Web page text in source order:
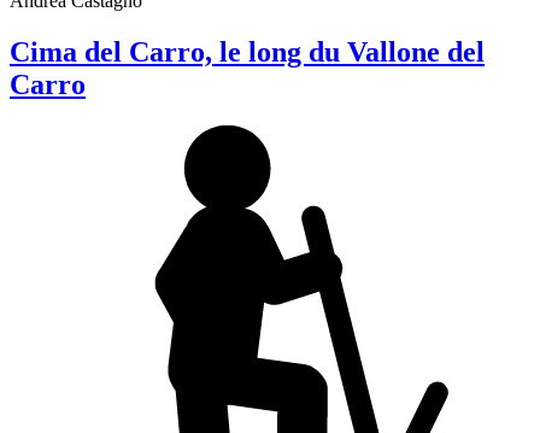
Cima del Carro, le long du Vallone del
Carro